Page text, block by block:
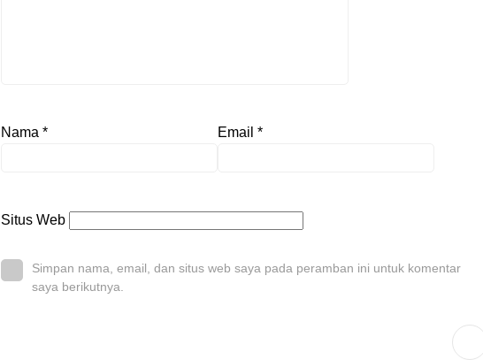
Nama * Email *
Situs Web
Simpan nama, email, dan situs web saya pada peramban ini untuk komentar
saya berikutnya.